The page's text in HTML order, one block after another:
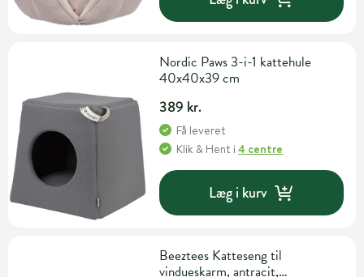
Nordic Paws 3-i-1 kattehule
40x40x39 cm
389 kr.
Få leveret
Klik & Hent i4 centre
Læg i kurv
Beeztees Katteseng til
vindueskarm, antracit,